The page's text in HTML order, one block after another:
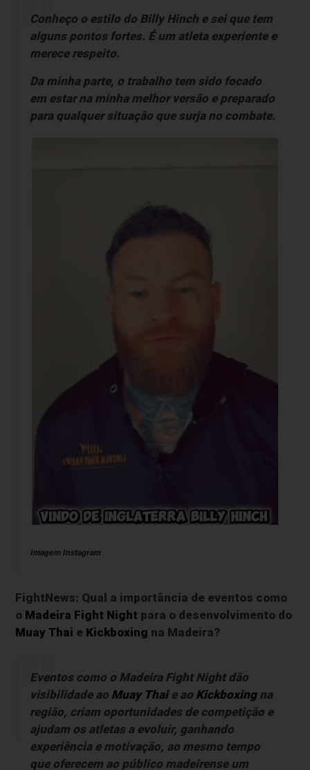
Conheço o estilo do Billy Hinch e sei que tem
alguns pontos fortes. É um atleta experiente e
merece respeito.
Da minha parte, o trabalho tem sido focado
em estar na minha melhor versão e preparado
para qualquer situação que surja no combate.
Imagem Instagram
FightNews: Qual a importância de eventos como
o Madeira Fight Night para o desenvolvimento do
Muay Thai e Kickboxing na Madeira?
Eventos como o Madeira Fight Night dão
visibilidade ao Muay Thaie ao Kickboxingna
região, criam oportunidades de competição e
ajudam os atletas a evoluir, ganhando
experiência e motivação, ao mesmo tempo
que oferecem ao público madeirense um